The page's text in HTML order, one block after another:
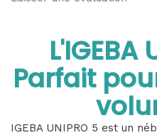
L'IGEBA
Parfait
IGEBA UNIPRO 5 est un